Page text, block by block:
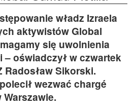
władz Izraela
aktywistów Global
się uwolnienia
oświadczył w czwartek
Radosław Sikorski.
wezwać chargé
Warszawie.